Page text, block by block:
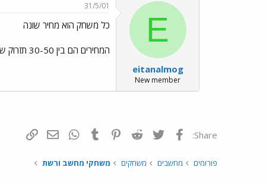
E
eitanalmog
New member
31/5/01
כל משחק הוא מחיר שונה
המחירים הם בין 30-50 תזרוק שם משחק שאתה רוצה ואני יגיד לך
Share: פייסבוק Twitter
Reddit
Pinterest
Tumblr
WhatsAppדואר אלקטרוני
פורומים מחשבים משחקים משחקי מחשב ורשת